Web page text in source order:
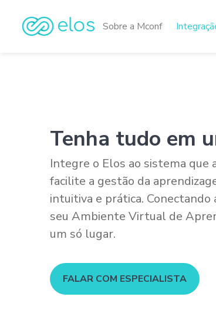
Sobre a Mconf
Tenha tudo em
Integre o Elos ao sistema que
facilite a gestão da
intuitiva e prática.
seu Ambiente Virtual de
um só lugar.
FALAR COM ESPECIALISTA